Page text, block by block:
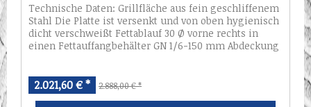
Technische Daten: Grillfläche aus fein geschliffenem
Stahl Die Platte ist versenkt und von oben hygienisch
dicht verschweißt Fettablauf 30 Ø vorne rechts in
einen Fettauffangbehälter GN 1/6-150 mm Abdeckung
2.021,60 € * 2.888,00 € *